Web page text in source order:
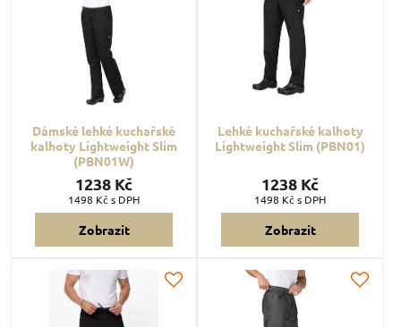
Dámské lehké kuchařské
kalhoty Lightweight Slim
(PBN01W)
1238 Kč
1498 Kč s DPH
Zobrazit
Lehké kuchařské kalhoty
Lightweight Slim (PBN01)
1238 Kč
1498 Kč s DPH
Zobrazit